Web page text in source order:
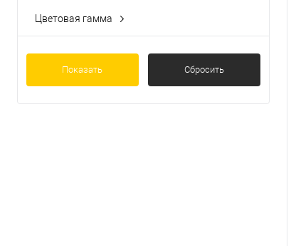
Цветовая гамма
ясень(1)
Показать Сбросить